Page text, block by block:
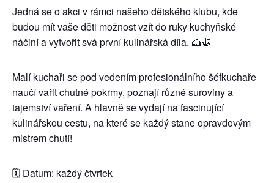
Jedná se o akci v rámci našeho dětského klubu, kde
budou mít vaše děti možnost vzít do ruky kuchyňské
náčiní a vytvořit svá první kulinářská díla. 🍰🍝
Malí kuchaři se pod vedením profesionálního šéfkuchaře
naučí vařit chutné pokrmy, poznají různé suroviny a
tajemství vaření. A hlavně se vydají na fascinující
kulinářskou cestu, na které se každý stane opravdovým
mistrem chutí!
🗓️ Datum: každý čtvrtek